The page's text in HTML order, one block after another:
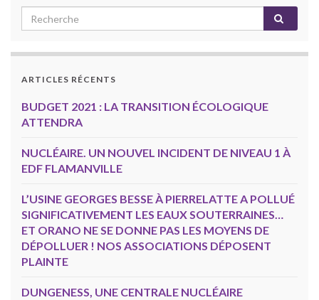
ARTICLES RÉCENTS
BUDGET 2021 : LA TRANSITION ÉCOLOGIQUE
ATTENDRA
NUCLÉAIRE. UN NOUVEL INCIDENT DE NIVEAU 1 À
EDF FLAMANVILLE
L’USINE GEORGES BESSE À PIERRELATTE A POLLUÉ
SIGNIFICATIVEMENT LES EAUX SOUTERRAINES…
ET ORANO NE SE DONNE PAS LES MOYENS DE
DÉPOLLUER ! NOS ASSOCIATIONS DÉPOSENT
PLAINTE
DUNGENESS, UNE CENTRALE NUCLÉAIRE